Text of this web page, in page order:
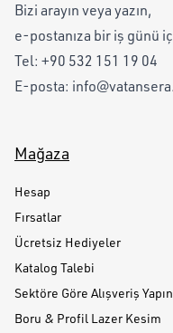
Bizi arayın veya yazın,
e-postanıza bir iş günü
Tel: +90 532 151 19 04
E-posta:
Mağaza
Hesap
Fırsatlar
Ücretsiz Hediyeler
Katalog Talebi
Sektöre Göre Alışveriş Yapın
Boru & Profil Lazer Kesim